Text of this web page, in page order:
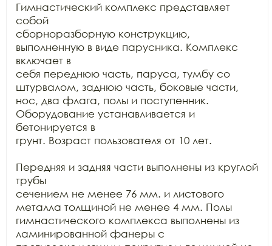
Гимнастический комплекс представляет
собой
сборноразборную конструкцию,
выполненную в виде парусника. Комплекс
включает в
себя переднюю часть, паруса, тумбу со
штурвалом, заднюю часть, боковые части,
нос, два флага, полы и поступенник.
Оборудование устанавливается и
бетонируется в
грунт. Возраст пользователя от 10 лет.
Передняя и задняя части выполнены из круглой
трубы
сечением не менее 76 мм. и листового
металла толщиной не менее 4 мм. Полы
гимнастического комплекса выполнены из
ламинированной фанеры с